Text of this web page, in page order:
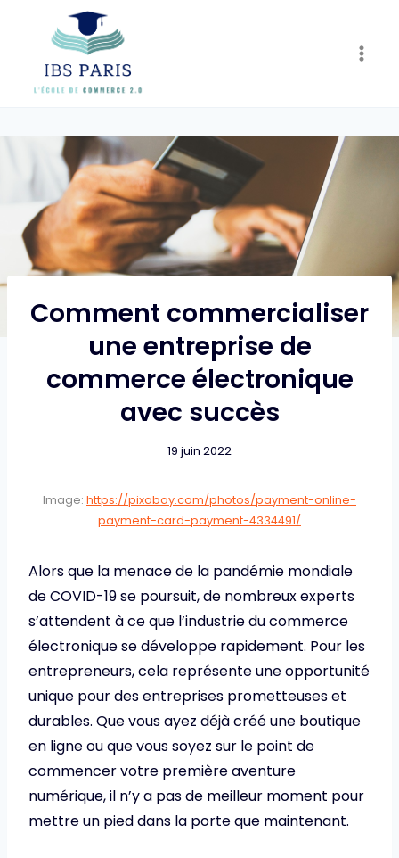
content
Comment commercialiser
une entreprise de
commerce électronique
avec succès
19 juin 2022
Image: https://pixabay.com/photos/payment-online-
payment-card-payment-4334491/
Alors que la menace de la pandémie mondiale
de COVID-19 se poursuit, de nombreux experts
s’attendent à ce que l’industrie du commerce
électronique se développe rapidement. Pour les
entrepreneurs, cela représente une opportunité
unique pour des entreprises prometteuses et
durables. Que vous ayez déjà créé une boutique
en ligne ou que vous soyez sur le point de
commencer votre première aventure
numérique, il n’y a pas de meilleur moment pour
mettre un pied dans la porte que maintenant.